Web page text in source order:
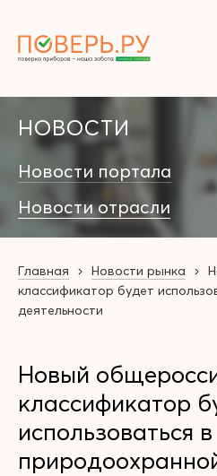
НОВОСТИ
Новости портала
Новости отрасли
Главная Новости рынка
классификатор будет
деятельности
Новый
классификатор
использоваться в